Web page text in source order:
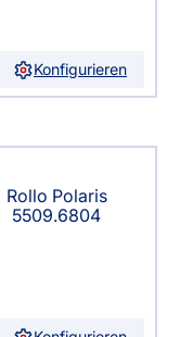
Konfigurieren
Rollo Polaris
5509.6804